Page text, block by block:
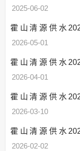
2025-06-02
霍山清源供水
2026-05-01
霍山清源供水
2026-04-01
霍山清源供水
2026-03-10
霍山清源供水
2026-02-02